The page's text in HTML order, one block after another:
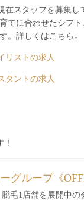
スタッフを募集し
てに合わせたシフ
。詳しくはこちら↓
リストの求人
タントの求人
グループ《
毛1店舗を展開中